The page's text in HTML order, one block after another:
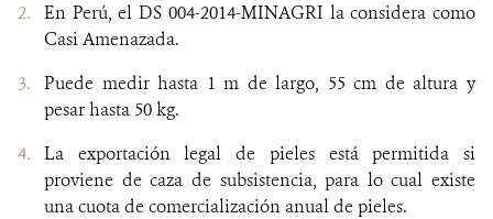
En Perú, el DS 004-2014-MINAGRI la considera como
Casi Amenazada.
Puede medir hasta 1 m de largo, 55 cm de altura y
pesar hasta 50 kg.
La exportación legal de pieles está permitida si
proviene de caza de subsistencia, para lo cual existe
una cuota de comercialización anual de pieles.